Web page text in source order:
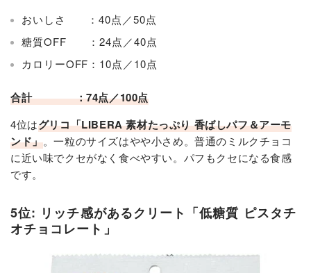
おいしさ ：40点／50点
糖質OFF ：24点／40点
カロリーOFF：10点／10点
合計 ：74点／100点
4位はグリコ「LIBERA 素材たっぷり 香ばしパフ＆アーモ
ンド」。一粒のサイズはやや小さめ。普通のミルクチョコ
に近い味でクセがなく食べやすい。パフもクセになる食感
です。
5位: リッチ感があるクリート「低糖質 ピスタチ
オチョコレート」